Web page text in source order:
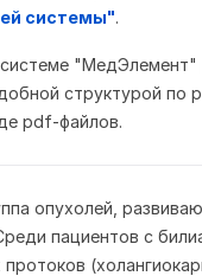
системы".
структурой
pdf-файлов.
опухолей,
пациентов с